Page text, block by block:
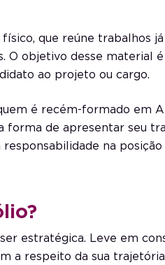
que reúne trabalhos
O objetivo desse material
ao projeto ou cargo.
é recém-formado em
forma de apresentar seu
na posição
estratégica. Leve em
a respeito da sua